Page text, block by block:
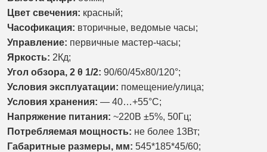
Цвет свечения: красный;
Часофикация: вторичные, ведомые часы;
Управление: первичные мастер-часы;
Яркость: 2Кд;
Угол обзора, 2 θ 1/2: 90/60/45х80/120°;
Условия эксплуатации: помещение/улица;
Условия хранения: — 40…+55°С;
Напряжение питания: ~220В ±5%, 50Гц;
Потребляемая мощность: не более 13Вт;
Габаритные размеры, мм: 545*185*45/60;